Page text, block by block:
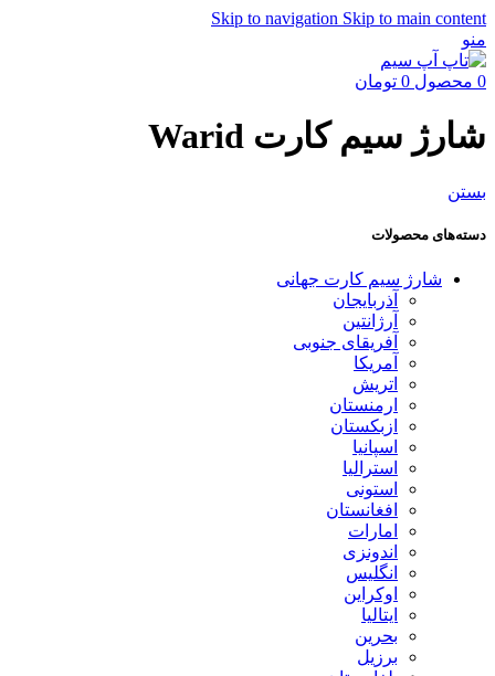
Skip to navigation Skip to main content
منو
0 محصول 0 تومان
شارژ سیم کارت Warid
بستن
دسته‌های محصولات
شارژ سیم کارت جهانی
آذربایجان
آرژانتین
آفریقای جنوبی
آمریکا
اتریش
ارمنستان
ازبکستان
اسپانیا
استرالیا
استونی
افغانستان
امارات
اندونزی
انگلیس
اوکراین
ایتالیا
بحرین
برزیل